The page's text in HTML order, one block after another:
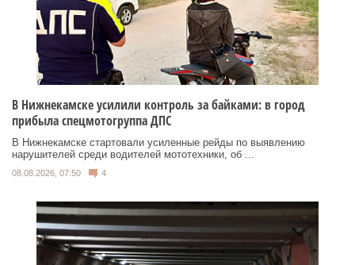
В Нижнекамске усилили контроль за байками: в город
прибыла спецмотогруппа ДПС
В Нижнекамске стартовали усиленные рейды по выявлению
нарушителей среди водителей мототехники, об ...
08.08.2026, 07:50 4